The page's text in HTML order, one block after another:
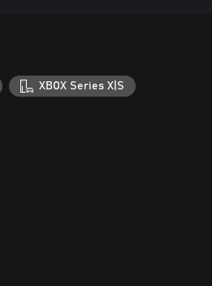
XBOX Series X|S